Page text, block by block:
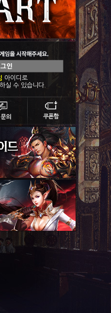
아이디로
실 수 있습니다.